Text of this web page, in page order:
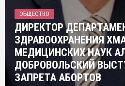
ОБЩЕСТВО
ДИРЕКТОР
ЗДРАВООХРАНЕНИЯ
МЕДИЦИНСКИХ НАУК
ДОБРОВОЛЬСКИЙ
ЗАПРЕТА АБОРТОВ